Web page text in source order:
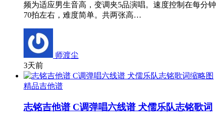
频为适应男生音高，变调夹5品演唱。速度控制在每分钟
70拍左右，难度简单。共两张高…
师渡尘
3天前
精品吉他谱
志铭吉他谱 C调弹唱六线谱 犬儒乐队志铭歌词